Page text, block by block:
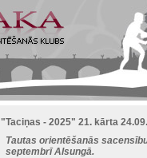
"Taciņas - 2025" 21. kārta
Tautas orientēšanās
septembrī Alsungā.